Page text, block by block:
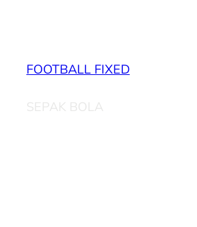
FOOTBALL FIXED
SEPAK BOLA